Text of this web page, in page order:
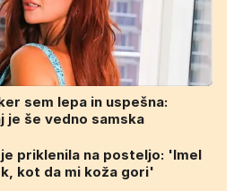
sem lepa in uspešna:
je še vedno samska
priklenila na posteljo: 'Imel
kot da mi koža gori'